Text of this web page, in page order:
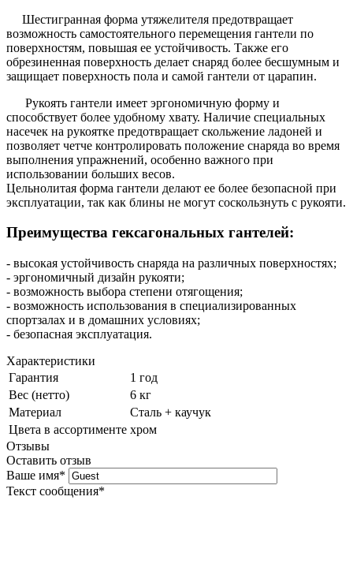
Шестигранная форма утяжелителя предотвращает
возможность самостоятельного перемещения гантели по
поверхностям, повышая ее устойчивость. Также его
обрезиненная поверхность делает снаряд более бесшумным и
защищает поверхность пола и самой гантели от царапин.
Рукоять гантели имеет эргономичную форму и
способствует более удобному хвату. Наличие специальных
насечек на рукоятке предотвращает скольжение ладоней и
позволяет четче контролировать положение снаряда во время
выполнения упражнений, особенно важного при
использовании больших весов.
Цельнолитая форма гантели делают ее более безопасной при
эксплуатации, так как блины не могут соскользнуть с рукояти.
Преимущества гексагональных гантелей:
- высокая устойчивость снаряда на различных поверхностях;
- эргономичный дизайн рукояти;
- возможность выбора степени отягощения;
- возможность использования в специализированных
спортзалах и в домашних условиях;
- безопасная эксплуатация.
Характеристики
Гарантия
1 год
Вес (нетто)
6 кг
Материал
Сталь + каучук
Цвета в ассортименте хром
Отзывы
Оставить отзыв
Ваше имя*
Текст сообщения*